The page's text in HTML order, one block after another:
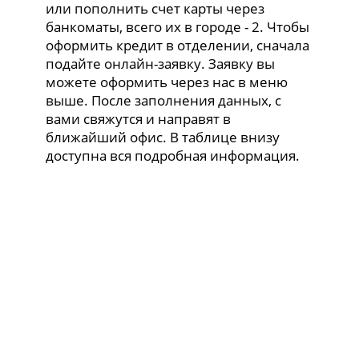
или пополнить счет карты через
банкоматы, всего их в городе - 2. Чтобы
оформить кредит в отделении, сначала
подайте онлайн-заявку. Заявку вы
можете оформить через нас в меню
выше. После заполнения данных, с
вами свяжутся и направят в
ближайший офис. В таблице внизу
доступна вся подробная информация.